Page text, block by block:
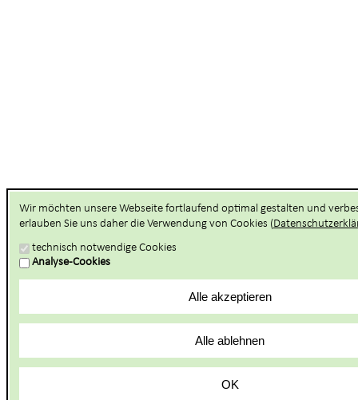
Wir möchten unsere Webseite fortlaufend optimal gestalten und
erlauben Sie uns daher die Verwendung von Cookies (
technisch notwendige Cookies
Analyse-Cookies
Alle akzeptieren
Alle ablehnen
OK